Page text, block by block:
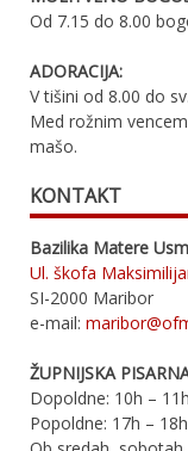
Od 7.15 do 8.00
ADORACIJA:
V tišini od 8.00 do
Med rožnim
mašo.
KONTAKT
Bazilika Matere
Ul. škofa
SI-2000 Maribor
e-mail:
ŽUPNIJSKA
Dopoldne: 10h – 11h
Popoldne: 17h – 18h